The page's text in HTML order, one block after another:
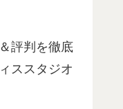
評判を徹底
ススタジオ